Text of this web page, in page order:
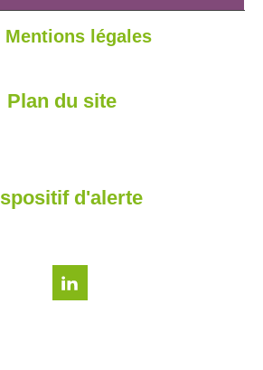
Mentions légales
Plan du site
d'alerte